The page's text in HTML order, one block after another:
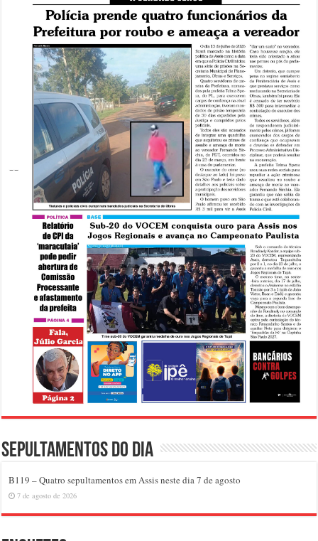
Sepultamentos do dia
B119 – Quatro sepultamentos em Assis neste dia 7 de agosto
7 de agosto de 2026